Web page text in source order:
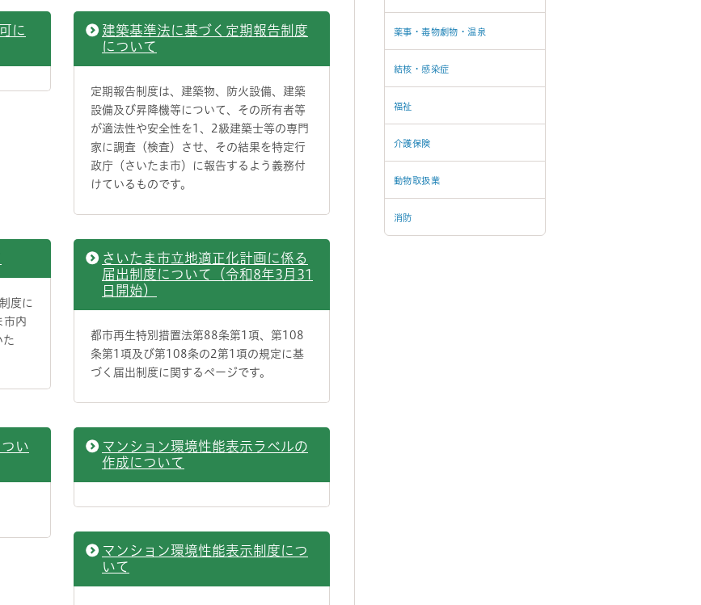
に
建築基準法に基づく定期報告制度
について
定期報告制度は、建築物、防火設備、建築
設備及び昇降機等について、その所有者等
が適法性や安全性を1、2級建築士等の専門
家に調査（検査）させ、その結果を特定行
政庁（さいたま市）に報告するよう義務付
けているものです。
度に
市内
た
さいたま市立地適正化計画に係る
届出制度について（令和8年3月31
日開始）
都市再生特別措置法第88条第1項、第108
条第1項及び第108条の2第1項の規定に基
づく届出制度に関するページです。
い
マンション環境性能表示ラベルの
作成について
マンション環境性能表示制度につ
いて
薬事・毒物劇物・温泉
結核・感染症
福祉
介護保険
動物取扱業
消防